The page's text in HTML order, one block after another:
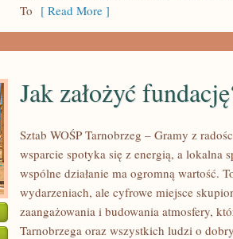
To [ Read More ]
Jak założyć
Sztab WOŚP Tarnobrzeg – Gramy z
wsparcie spotyka się z energią, a lokalna
wspólne działanie ma ogromną wartość.
wydarzeniach, ale cyfrowe miejsce
zaangażowania i budowania atmosfery,
Tarnobrzega oraz wszystkich ludzi o